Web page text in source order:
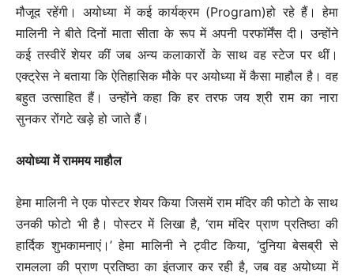
मौजूद रहेंगी। अयोध्या में कई कार्यक्रम (Program)हो रहे हैं। हेमा
मालिनी ने बीते दिनों माता सीता के रूप में अपनी परफॉर्मेंस दी। उन्होंने
कई तस्वीरें शेयर कीं जब अन्य कलाकारों के साथ वह स्टेज पर थीं।
एक्ट्रेस ने बताया कि ऐतिहासिक मौके पर अयोध्या में कैसा माहौल है। वह
बहुत उत्साहित हैं। उन्होंने कहा कि हर तरफ जय श्री राम का नारा
सुनकर रोंगटे खड़े हो जाते हैं।
अयोध्या में राममय माहौल
हेमा मालिनी ने एक पोस्टर शेयर किया जिसमें राम मंदिर की फोटो के साथ
उनकी फोटो भी है। पोस्टर में लिखा है, ‘राम मंदिर प्राण प्रतिष्ठा की
हार्दिक शुभकामनाएं।’ हेमा मालिनी ने ट्वीट किया, ‘दुनिया बेसब्री से
रामलला की प्राण प्रतिष्ठा का इंतजार कर रही है, जब वह अयोध्या में